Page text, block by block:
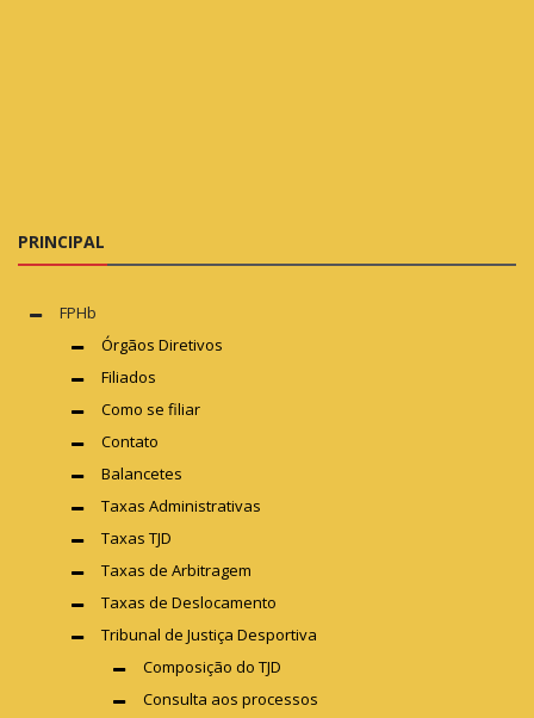
PRINCIPAL
FPHb
Órgãos Diretivos
Filiados
Como se filiar
Contato
Balancetes
Taxas Administrativas
Taxas TJD
Taxas de Arbitragem
Taxas de Deslocamento
Tribunal de Justiça Desportiva
Composição do TJD
Consulta aos processos